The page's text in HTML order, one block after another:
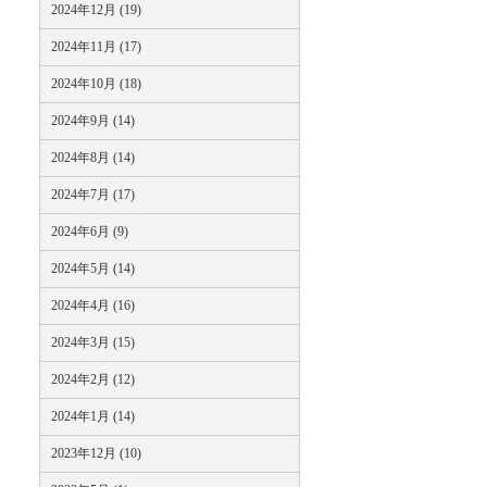
2024年12月 (19)
2024年11月 (17)
2024年10月 (18)
2024年9月 (14)
2024年8月 (14)
2024年7月 (17)
2024年6月 (9)
2024年5月 (14)
2024年4月 (16)
2024年3月 (15)
2024年2月 (12)
2024年1月 (14)
2023年12月 (10)